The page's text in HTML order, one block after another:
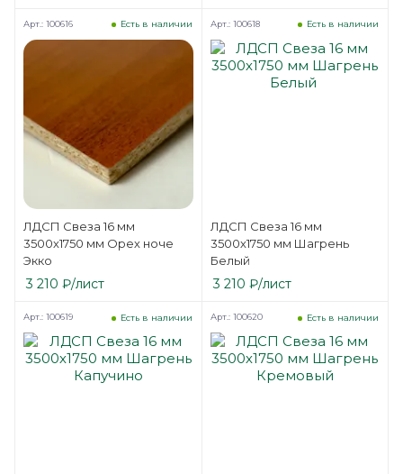
ЛДСП Свеза 16 мм
3500х1750 мм Орех ноче
Экко
Есть в наличии
Арт.: 100616
3 210 ₽/лист
ЛДСП Свеза 16 мм
3500х1750 мм Шагрень
Белый
Есть в наличии
Арт.: 100618
3 210 ₽/лист
Есть в наличии
Арт.: 100619 Есть в наличии
Арт.: 100620